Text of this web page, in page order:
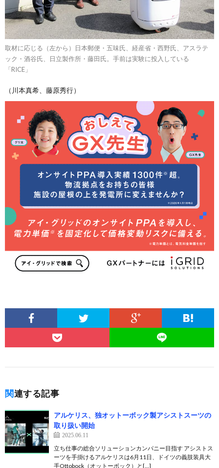
取材に応じる（左から）日本郵便・五味氏、経産省・西野氏、アスラテ
ック・酒谷氏、日立製作所・藤田氏。手前は実験に投入している
「RICE」
（川本真希、藤原秀行）
関連する記事
アルケリス、独オットーボック製アシストスーツの
取り扱い開始
2025.06.11
立ち仕事の総合ソリューションカンパニー目指す アシストス
ーツを手掛けるアルケリスは6月11日、ドイツの義肢装具大
手Ottobock（オットーボック）と[…]